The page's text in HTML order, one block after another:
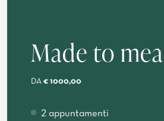
Made to
DA € 1000,00
2 appuntamenti